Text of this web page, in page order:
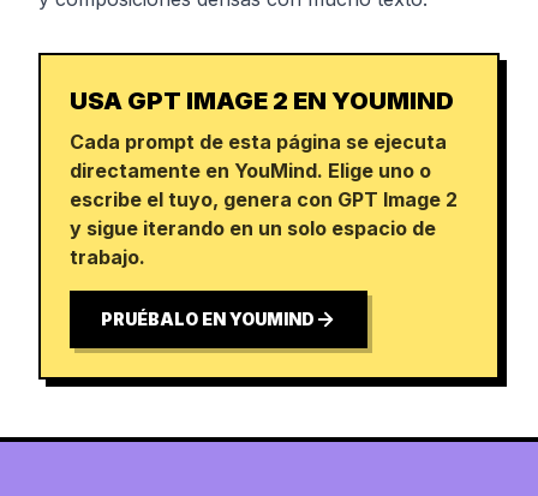
USA GPT IMAGE 2 EN YOUMIND
Cada prompt de esta página se ejecuta
directamente en YouMind. Elige uno o
escribe el tuyo, genera con GPT Image 2
y sigue iterando en un solo espacio de
trabajo.
PRUÉBALO EN YOUMIND